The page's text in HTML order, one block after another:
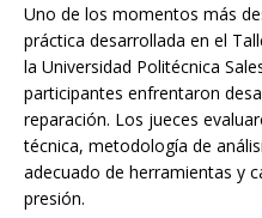
Uno de los momentos más
práctica desarrollada en el
la Universidad Politécnica
participantes enfrentaron
reparación. Los jueces
técnica, metodología de
adecuado de herramientas y
presión.